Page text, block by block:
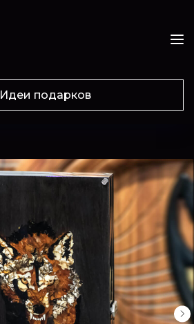
Идеи подарков